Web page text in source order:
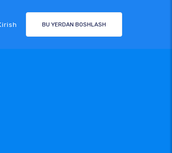
BU YERDAN BOSHLASH